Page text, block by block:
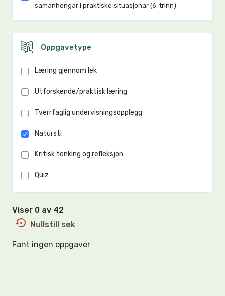
samanhengar i praktiske situasjonar (6. trinn)
Oppgavetype
Læring gjennom lek
Utforskende/praktisk læring
Tverrfaglig undervisningsopplegg
Natursti
Kritisk tenking og refleksjon
Quiz
Viser 0 av 42
Nullstill søk
Fant ingen oppgaver